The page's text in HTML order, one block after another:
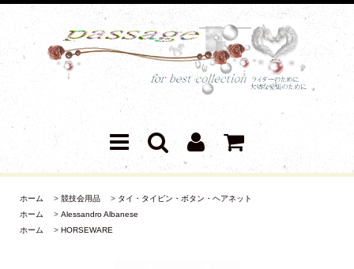
ホーム > 競技会用品 > タイ・タイピン・ボタン・ヘアネット
ホーム
> Alessandro Albanese
ホーム
> HORSEWARE